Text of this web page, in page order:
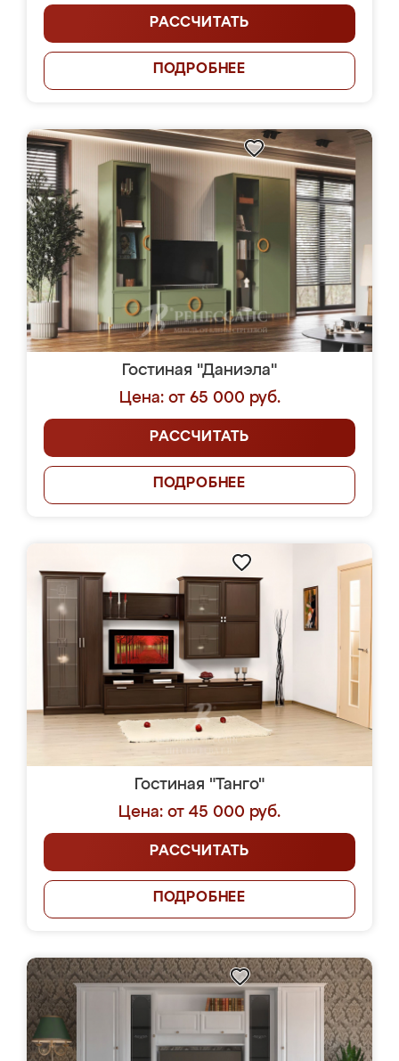
РАССЧИТАТЬ
ПОДРОБНЕЕ
Гостиная "Даниэла"
Цена: от 65 000 руб.
РАССЧИТАТЬ
ПОДРОБНЕЕ
Гостиная "Танго"
Цена: от 45 000 руб.
РАССЧИТАТЬ
ПОДРОБНЕЕ